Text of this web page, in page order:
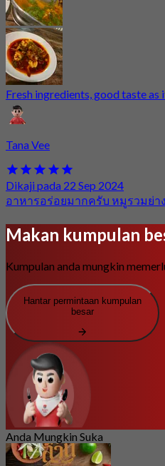
Fresh ingredients, good taste as
Tana Vee
Dikaji pada 22 Sep 2024
อาหารอร่อยมากครับ หมูรวมย่า
Makan kumpulan
Kumpulan anda mungkin
Hantar permintaan kumpulan
besar
Anda Mungkin Suka